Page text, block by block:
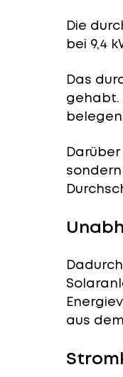
Die
bei 9,4
Das
gehabt.
aus